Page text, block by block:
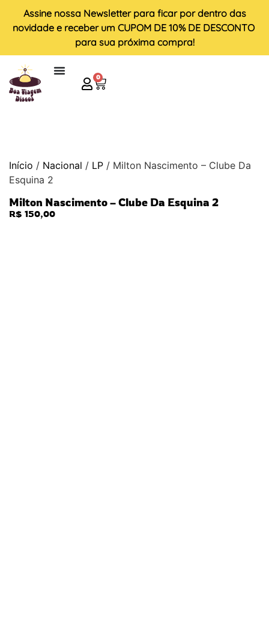
Assine nossa Newsletter para ficar por dentro das
novidade e receber um CUPOM DE 10% DE DESCONTO
para sua próxima compra!
0
Início / Nacional / LP / Milton Nascimento – Clube Da
Esquina 2
Milton Nascimento – Clube Da Esquina 2
R$ 150,00